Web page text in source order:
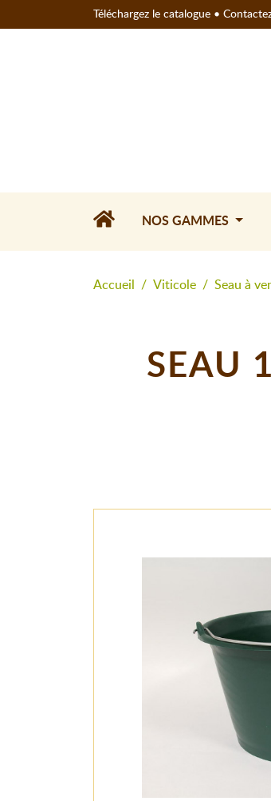
Téléchargez le catalogue •
NOS GAMMES
Accueil Viticole Seau à
SEAU